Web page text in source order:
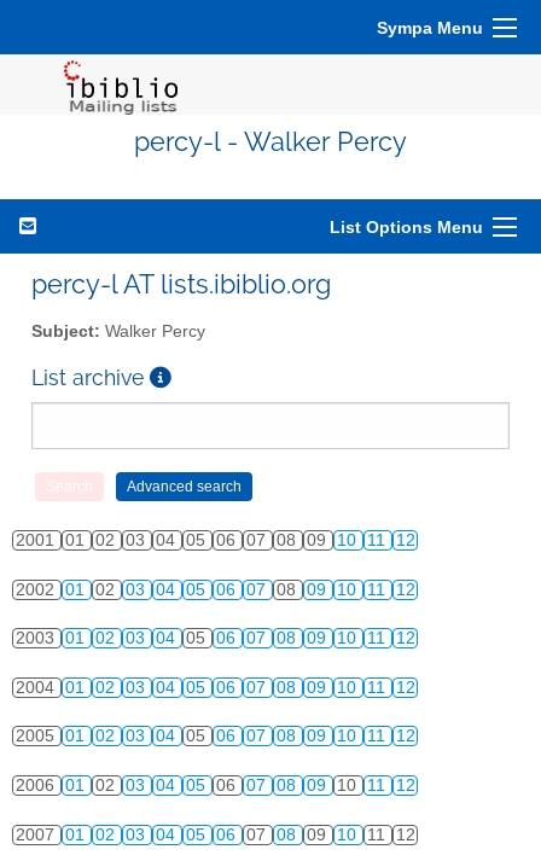
Sympa Menu
percy-l - Walker Percy
List Options Menu
percy-l AT lists.ibiblio.org
Subject: Walker Percy
List archive
2001 01 02 03 04 05 06 07 08 09 10 11 12
2002 01 02 03 04 05 06 07 08 09 10 11 12
2003 01 02 03 04 05 06 07 08 09 10 11 12
2004 01 02 03 04 05 06 07 08 09 10 11 12
2005 01 02 03 04 05 06 07 08 09 10 11 12
2006 01 02 03 04 05 06 07 08 09 10 11 12
2007 01 02 03 04 05 06 07 08 09 10 11 12